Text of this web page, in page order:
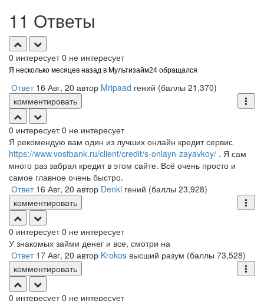
11 Ответы
0 интересует 0 не интересует
Я несколько месяцев назад в Мультизайм24 обращался
Ответ 16 Авг, 20 автор Mripaad гений (баллы 21,370)
комментировать
0 интересует 0 не интересует
Я рекомендую вам один из лучших онлайн кредит сервис
https://www.vostbank.ru/client/credit/s-onlayn-zayavkoy/ . Я сам
много раз забрал кредит в этом сайте. Всё очень просто и
самое главное очень быстро.
Ответ 16 Авг, 20 автор Denkl гений (баллы 23,928)
комментировать
0 интересует 0 не интересует
У знакомых займи денег и все, смотри на
Ответ 17 Авг, 20 автор Krokos высший разум (баллы 73,528)
комментировать
0 интересует 0 не интересует